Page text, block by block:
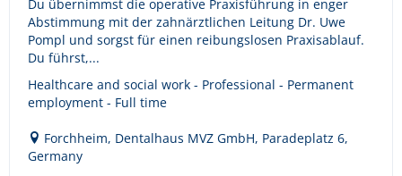
Du übernimmst die operative Praxisführung in enger
Abstimmung mit der zahnärztlichen Leitung Dr. Uwe
Pompl und sorgst für einen reibungslosen Praxisablauf.
Du führst,...
Healthcare and social work - Professional - Permanent
employment - Full time
Forchheim, Dentalhaus MVZ GmbH, Paradeplatz 6,
Germany